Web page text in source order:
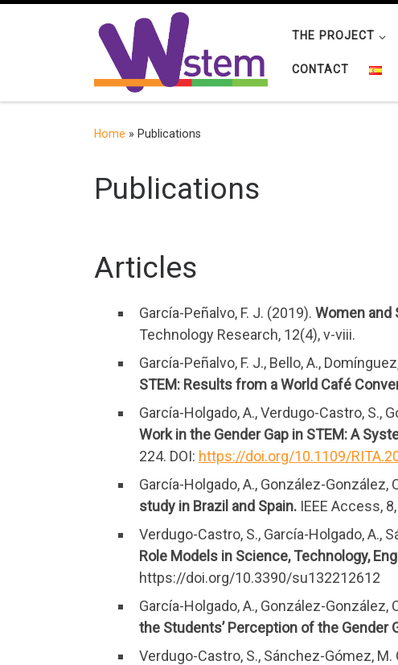
Skip to content
THE PROJECT
CONTACT
Home » Publications
Publications
Articles
García-Peñalvo, F. J. (2019). Women and
Technology Research, 12(4), v-viii.
García-Peñalvo, F. J., Bello, A.,
STEM: Results from a World Café
García-Holgado, A., Verdugo-Castro, S.,
Work in the Gender Gap in STEM: A
224. DOI: https://doi.org/10.1109/
García-Holgado, A., González-González,
study in Brazil and Spain. IEEE Access,
Verdugo-Castro, S., García-Holgado, A.,
Role Models in Science, Technology,
https://doi.org/10.3390/su132212612
García-Holgado, A., González-González,
the Students’ Perception of the Gender
Verdugo-Castro, S., Sánchez-Gómez, M.